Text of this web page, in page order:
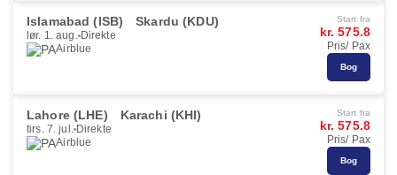
Islamabad (ISB) Skardu (KDU)
lør. 1. aug. Direkte
Airblue
Start fra
kr. 575.8
Pris/ Pax
Bog
Lahore (LHE) Karachi (KHI)
tirs. 7. jul. Direkte
Airblue
Start fra
kr. 575.8
Pris/ Pax
Bog